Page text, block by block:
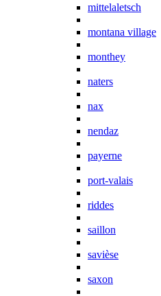
mittelaletsch
montana village
monthey
naters
nax
nendaz
payerne
port-valais
riddes
saillon
savièse
saxon